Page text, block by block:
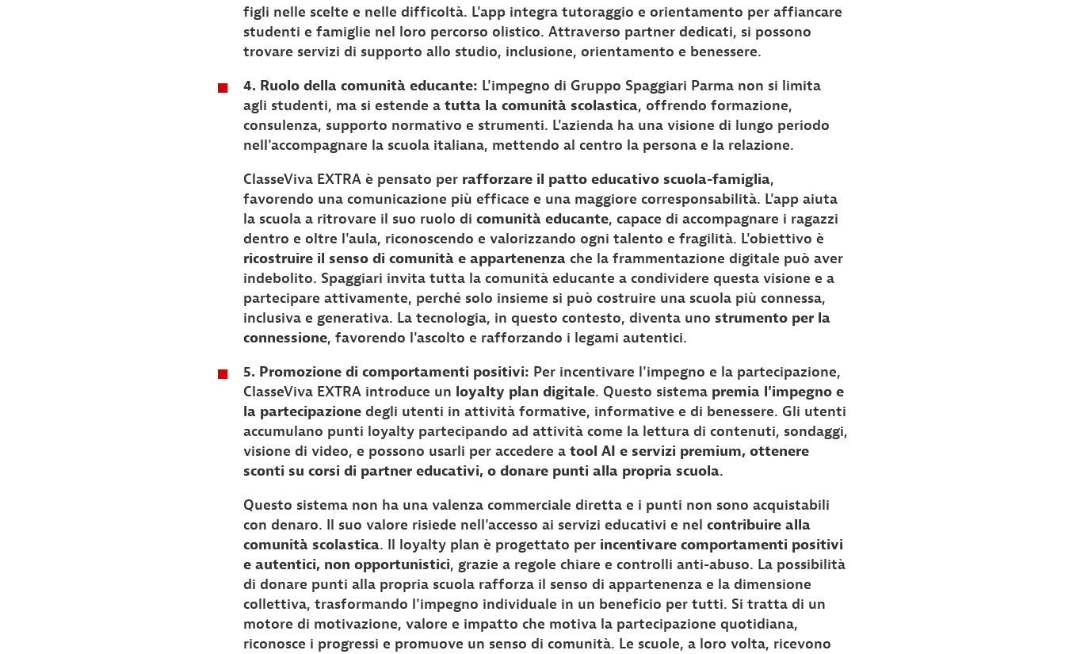
figli nelle scelte e nelle difficoltà. L'app integra tutoraggio e orientamento per affiancare
studenti e famiglie nel loro percorso olistico. Attraverso partner dedicati, si possono
trovare servizi di supporto allo studio, inclusione, orientamento e benessere.
4. Ruolo della comunità educante: L'impegno di Gruppo Spaggiari Parma non si limita
agli studenti, ma si estende a tutta la comunità scolastica, offrendo formazione,
consulenza, supporto normativo e strumenti. L'azienda ha una visione di lungo periodo
nell'accompagnare la scuola italiana, mettendo al centro la persona e la relazione.
ClasseViva EXTRA è pensato per rafforzare il patto educativo scuola-famiglia,
favorendo una comunicazione più efficace e una maggiore corresponsabilità. L'app aiuta
la scuola a ritrovare il suo ruolo di comunità educante, capace di accompagnare i ragazzi
dentro e oltre l'aula, riconoscendo e valorizzando ogni talento e fragilità. L'obiettivo è
ricostruire il senso di comunità e appartenenzache la frammentazione digitale può aver
indebolito. Spaggiari invita tutta la comunità educante a condividere questa visione e a
partecipare attivamente, perché solo insieme si può costruire una scuola più connessa,
inclusiva e generativa. La tecnologia, in questo contesto, diventa uno strumento per la
connessione, favorendo l'ascolto e rafforzando i legami autentici.
5. Promozione di comportamenti positivi: Per incentivare l'impegno e la partecipazione,
ClasseViva EXTRA introduce un loyalty plan digitale. Questo sistema premia l'impegno e
la partecipazionedegli utenti in attività formative, informative e di benessere. Gli utenti
accumulano punti loyalty partecipando ad attività come la lettura di contenuti, sondaggi,
visione di video, e possono usarli per accedere a tool AI e servizi premium, ottenere
sconti su corsi di partner educativi, o donare punti alla propria scuola.
Questo sistema non ha una valenza commerciale diretta e i punti non sono acquistabili
con denaro. Il suo valore risiede nell'accesso ai servizi educativi e nel contribuire alla
comunità scolastica. Il loyalty plan è progettato per incentivare comportamenti positivi
e autentici, non opportunistici, grazie a regole chiare e controlli anti-abuso. La possibilità
di donare punti alla propria scuola rafforza il senso di appartenenza e la dimensione
collettiva, trasformando l'impegno individuale in un beneficio per tutti. Si tratta di un
motore di motivazione, valore e impatto che motiva la partecipazione quotidiana,
riconosce i progressi e promuove un senso di comunità. Le scuole, a loro volta, ricevono